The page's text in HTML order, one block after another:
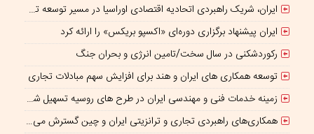
ایران، شریک راهبردی اتحادیه اقتصادی اوراسیا در مسیر توسعه تجارت و همگرایی منطقه‌ای
ایران پیشنهاد برگزاری دوره‌ای «اکسپو بریکس» را ارائه کرد
رکوردشکنی در سال سخت/تامین انرژی و بحران جنگ
توسعه همکاری های ایران و هند برای افزایش سهم مبادلات تجاری
زمینه خدمات فنی و مهندسی ایران در طرح های روسیه تسهیل شود/ جذب سرمایه‌گذاران روسی در معادن ایران
همکاری‌های راهبردی تجاری و ترانزیتی ایران و چین گسترش می یابد